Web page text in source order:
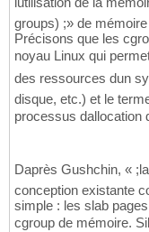
groups) ;» de
Précisons que les
noyau Linux qui
des ressources dun
disque, etc.) et le
processus
Daprès Gushchin, «
conception existante
simple : les slab
cgroup de mémoire.